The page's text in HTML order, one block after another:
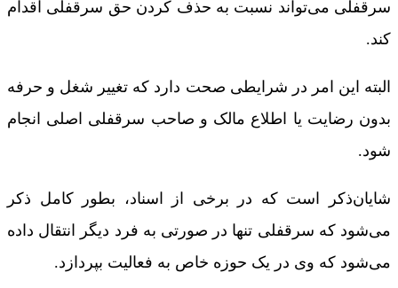
سرقفلی می‌تواند نسبت به حذف کردن حق سرقفلی اقدام
کند.
البته این امر در شرایطی صحت دارد که تغییر شغل و حرفه
بدون رضایت یا اطلاع مالک و صاحب سرقفلی اصلی انجام
شود.
شایان‌ذکر است که در برخی از اسناد، بطور کامل ذکر
می‌شود که سرقفلی تنها در صورتی به فرد دیگر انتقال داده
می‌شود که وی در یک حوزه خاص به فعالیت بپردازد.